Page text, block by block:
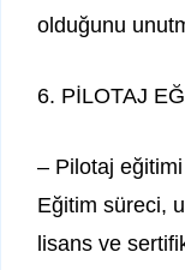
olduğunu
6. PİLOTAJ
– Pilotaj
Eğitim süreci,
lisans ve